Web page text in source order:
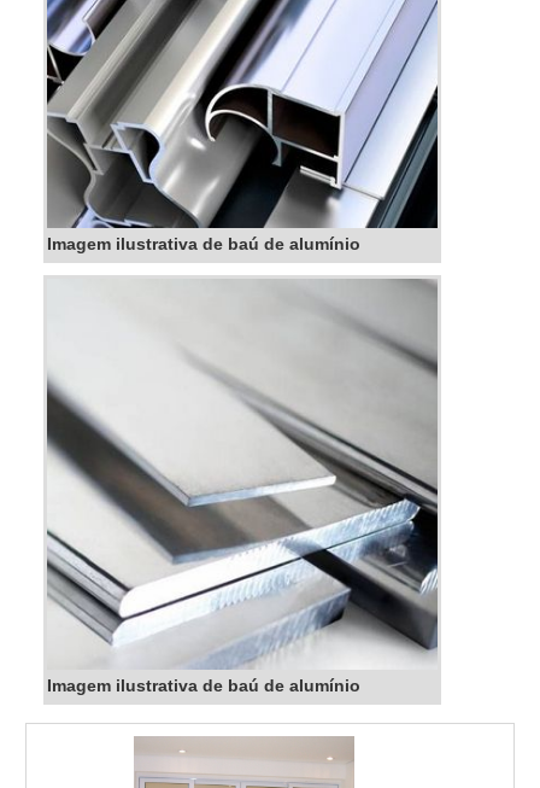
Imagem ilustrativa de baú de alumínio
Imagem ilustrativa de baú de alumínio